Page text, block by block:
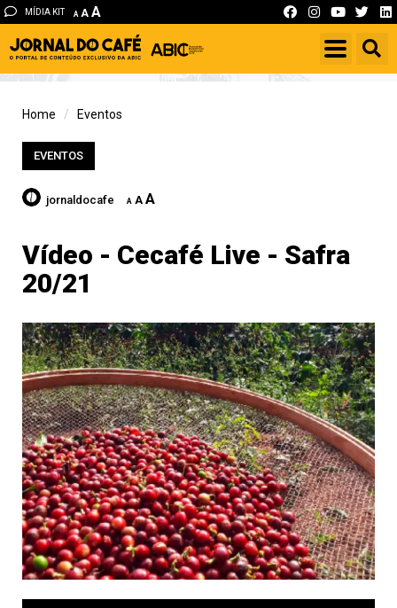
MÍDIA KIT A A A
Home Eventos
EVENTOS
jornaldocafe A A A
Vídeo - Cecafé Live - Safra
20/21